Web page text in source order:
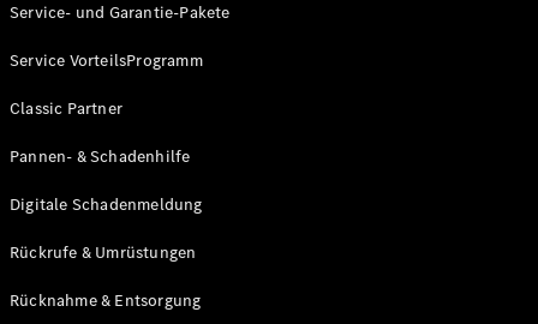
Events &
Driving
She's
Service- und Garantie-Pakete
Service VorteilsProgramm
Classic Partner
Pannen- & Schadenhilfe
Digitale Schadenmeldung
Rückrufe & Umrüstungen
Rücknahme & Entsorgung